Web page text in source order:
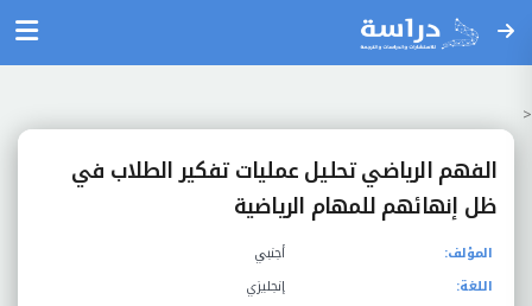
<
الفهم الرياضي تحليل عمليات تفكير الطلاب في
ظل إنهائهم للمهام الرياضية
المؤلف:
أجنبي
اللغة:
إنجليزي